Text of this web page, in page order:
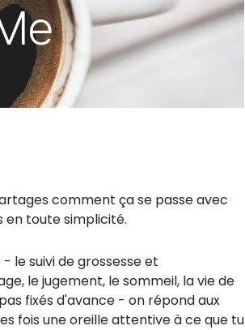
comment ça se passe avec
en toute simplicité.
le suivi de grossesse et
le jugement, le sommeil, la vie de
fixés d'avance - on répond aux
fois une oreille attentive à ce que tu